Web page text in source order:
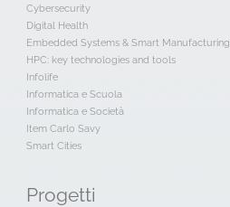
Cybersecurity
Digital Health
Embedded Systems & Smart Manufacturing
HPC: key technologies and tools
Infolife
Informatica e Scuola
Informatica e Società
Item Carlo Savy
Smart Cities
Progetti